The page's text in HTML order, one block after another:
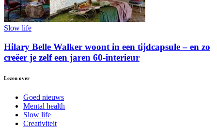
Slow life
Hilary Belle Walker woont in een tijdcapsule – en zo
creëer je zelf een jaren 60-interieur
Lezen over
Goed nieuws
Mental health
Slow life
Creativiteit